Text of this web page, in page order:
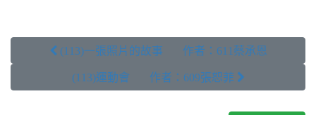
 (113)一張照片的故事 作者：611蔡承恩
(113)運動會 作者：609張恕菲 